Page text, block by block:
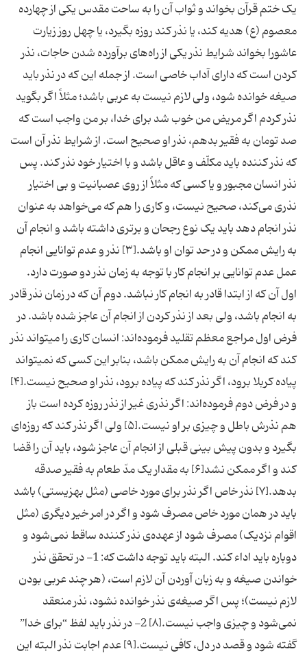
یک ختم قرآن بخواند و ثواب آن را به ساحت مقدس یکی از چهارده
معصوم (ع) هدیه کند، یا نذر کند روزه بگیرد، یا چهل روز زیارت
عاشورا بخواند شرایط نذر یکی از راه‌های برآورده شدن حاجات، نذر
کردن است که دارای آداب خاصی است. از جمله این که در نذر باید
صیغه خوانده شود، ولی لازم نیست به عربی باشد؛ مثلاً اگر بگوید
نذر کردم اگر مریض من خوب شد برای خدا، بر من واجب است که
صد تومان به فقیر بدهم، نذر او صحیح است. از شرایط نذر آن است
که نذر کننده باید مکلّف و عاقل باشد و با اختیار خود نذر کند. پس
نذر انسان مجبور و یا کسی که مثلاً از روی عصبانیت و بی اختیار
نذری می‌کند، صحیح نیست، و کاری را هم که می‌خواهد به عنوان
نذر انجام دهد باید یک نوع رجحان و برتری داشته باشد و انجام آن
به رایش ممکن و در حد توان او باشد.[۳] نذر و عدم توانایی انجام
عمل عدم توانایی بر انجام کار با توجه به زمان نذر دو صورت دارد.
اول آن که از ابتدا قادر به انجام کار نباشد. دوم آن که در زمان نذر قادر
به انجام باشد، ولی بعد از نذر کردن از انجام آن عاجز شده باشد. در
فرض اول مراجع معظم تقلید فرموده‌اند: انسان کاری را میتواند نذر
کند که انجام آن به رایش ممکن باشد، بنابر این کسی که نمیتواند
پیاده کربلا برود، اگر نذر کند که پیاده برود، نذر او صحیح نیست.[۴]
و در فرض دوم فرموده‌اند: اگر نذری غیر از نذر روزه کرده است باز
هم نذرش باطل و چیزی بر او نیست.[۵] ولی اگر نذر کند که روزه‌ای
بگیرد و بدون پیش بینی قبلی از انجام آن عاجز شود، باید آن را قضا
کند و اگر ممکن نشد[۶] به مقدار یک مدّ طعام به فقیر صدقه
بدهد.[۷] نذر خاص اگر نذر برای مورد خاصی (مثل بهزیستی) باشد
باید در همان مورد خاص مصرف شود و اگر در امر خیر دیگری (مثل
اقوام نزدیک) مصرف شود از عهده‌ی نذر کننده ساقط نمی‌شود و
دوباره باید اداء کند. البته باید توجه داشت که: 1- در تحقق نذر
خواندن صیغه و به زبان آوردن آن لازم است، (هر چند عربی بودن
لازم نیست)؛ پس اگر صیغه‌ی نذر خوانده نشود، نذر منعقد
نمی‌شود و چیزی واجب نیست.[۸] 2- در نذر باید لفظ “برای خدا”
گفته شود و قصد در دل، کافی نیست.[۹] عدم اجابت نذر البته این